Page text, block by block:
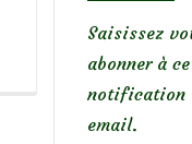
Saisissez
abonner à
notification
email.